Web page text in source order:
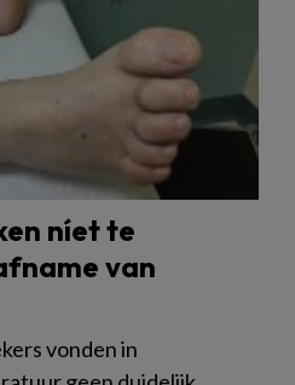
níet te
van
vonden in